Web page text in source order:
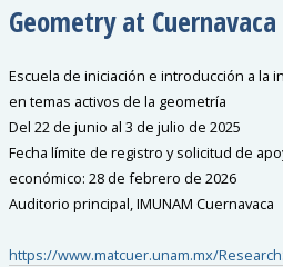
Geometry at Cuernavaca
Escuela de iniciación e introducción a la
en temas activos de la geometría
Del 22 de junio al 3 de julio de 2025
Fecha límite de registro y solicitud de
económico: 28 de febrero de 2026
Auditorio principal, IMUNAM Cuernavaca
https://www.matcuer.unam.mx/